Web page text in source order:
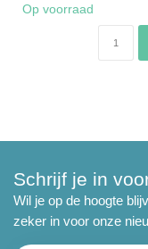
Op voorraad
Schrijf je in
Wil je op de hoogte
zeker in voor onze